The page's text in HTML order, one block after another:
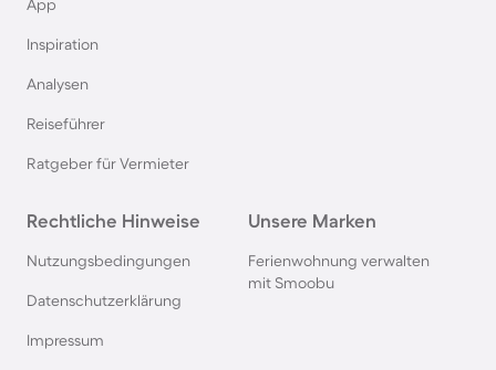
App
Inspiration
Analysen
Reiseführer
Ratgeber für Vermieter
Rechtliche Hinweise
Nutzungsbedingungen
Datenschutzerklärung
Impressum
Unsere Marken
Ferienwohnung verwalten
mit Smoobu